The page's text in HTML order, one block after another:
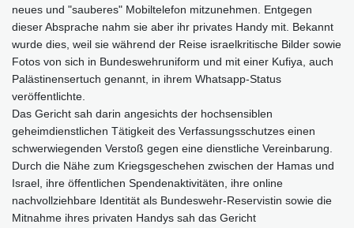
neues und "sauberes" Mobiltelefon mitzunehmen. Entgegen
dieser Absprache nahm sie aber ihr privates Handy mit. Bekannt
wurde dies, weil sie während der Reise israelkritische Bilder sowie
Fotos von sich in Bundeswehruniform und mit einer Kufiya, auch
Palästinensertuch genannt, in ihrem Whatsapp-Status
veröffentlichte.
Das Gericht sah darin angesichts der hochsensiblen
geheimdienstlichen Tätigkeit des Verfassungsschutzes einen
schwerwiegenden Verstoß gegen eine dienstliche Vereinbarung.
Durch die Nähe zum Kriegsgeschehen zwischen der Hamas und
Israel, ihre öffentlichen Spendenaktivitäten, ihre online
nachvollziehbare Identität als Bundeswehr-Reservistin sowie die
Mitnahme ihres privaten Handys sah das Gericht